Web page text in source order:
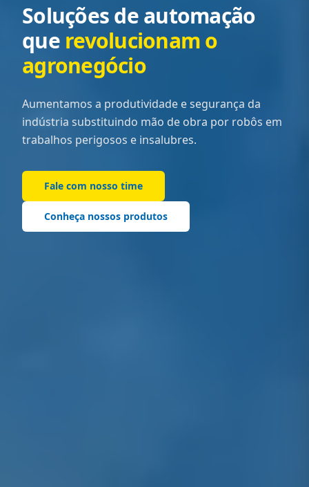
Soluções de automação
querevolucionam o
agronegócio
Aumentamos a produtividade e segurança da
indústria substituindo mão de obra por robôs em
trabalhos perigosos e insalubres.
Fale com nosso time
Conheça nossos produtos